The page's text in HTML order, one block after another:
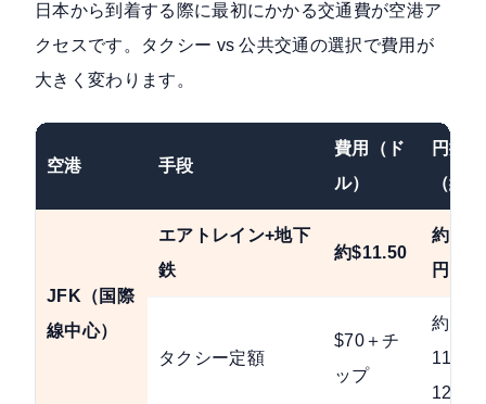
日本から到着する際に最初にかかる交通費が空港ア
クセスです。タクシー vs 公共交通の選択で費用が
大きく変わります。
空港 手段
費用（ド
ル）
円換算
（約）
JFK（国際
線中心）
エアトレイン+地下
鉄
約$11.50
約
円
タクシー定額
$70＋チ
ップ
約